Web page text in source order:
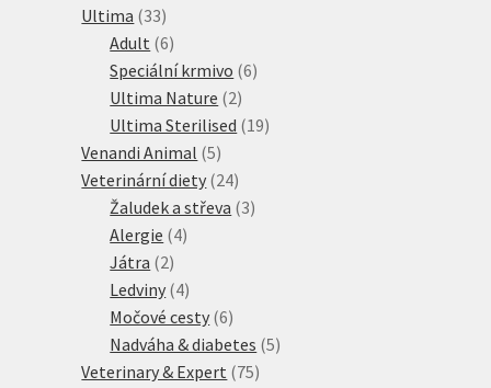
Ultima 3333
produktů
Adult 66
produktů
Speciální krmivo 66
Ultima Nature 22
produkty
Ultima Sterilised 1919
Venandi Animal 55
produktů
Veterinární diety 2424
produktů
Žaludek a střeva 33
Alergie 44
Játra 22
produkty
Ledviny 44
produkty
Močové cesty 66
produktů
Nadváha & diabetes 55
Veterinary & Expert 7575